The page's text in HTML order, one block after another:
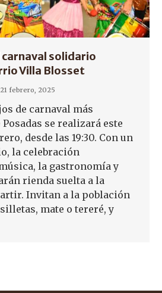
carnaval solidario
Villa Blosset
21 febrero, 2025
de carnaval más
se realizará este
desde las 19:30. Con un
la celebración
la gastronomía y
rienda suelta a la
Invitan a la población
mate o tereré, y